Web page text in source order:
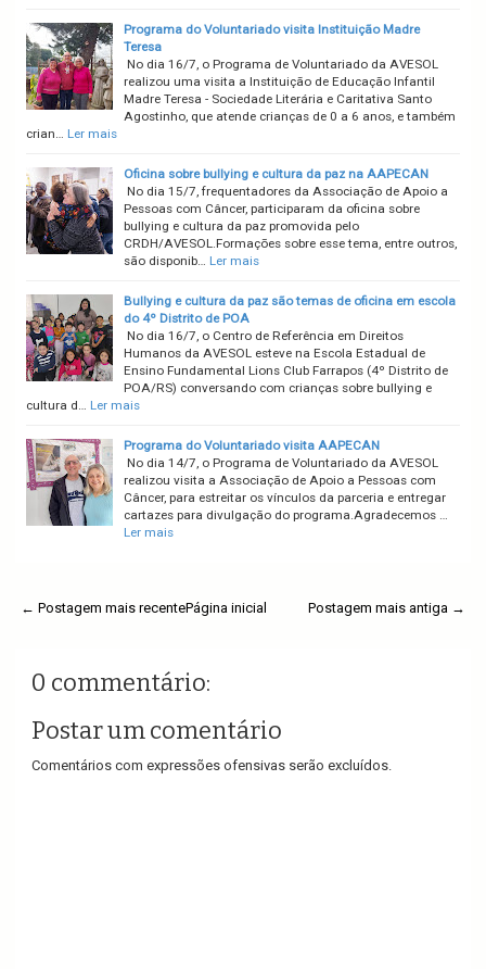
Programa do Voluntariado visita Instituição Madre
Teresa
No dia 16/7, o Programa de Voluntariado da AVESOL
realizou uma visita a Instituição de Educação Infantil
Madre Teresa - Sociedade Literária e Caritativa Santo
Agostinho, que atende crianças de 0 a 6 anos, e também
crian… Ler mais
Oficina sobre bullying e cultura da paz na AAPECAN
No dia 15/7, frequentadores da Associação de Apoio a
Pessoas com Câncer, participaram da oficina sobre
bullying e cultura da paz promovida pelo
CRDH/AVESOL.Formações sobre esse tema, entre outros,
são disponib… Ler mais
Bullying e cultura da paz são temas de oficina em escola
do 4º Distrito de POA
No dia 16/7, o Centro de Referência em Direitos
Humanos da AVESOL esteve na Escola Estadual de
Ensino Fundamental Lions Club Farrapos (4º Distrito de
POA/RS) conversando com crianças sobre bullying e
cultura d… Ler mais
Programa do Voluntariado visita AAPECAN
No dia 14/7, o Programa de Voluntariado da AVESOL
realizou visita a Associação de Apoio a Pessoas com
Câncer, para estreitar os vínculos da parceria e entregar
cartazes para divulgação do programa.Agradecemos …
Ler mais
← Postagem mais recente Postagem mais antiga →
Página inicial
0 commentário:
Postar um comentário
Comentários com expressões ofensivas serão excluídos.